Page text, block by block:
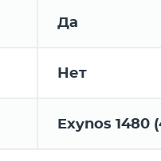
Да
Нет
Exynos 1480